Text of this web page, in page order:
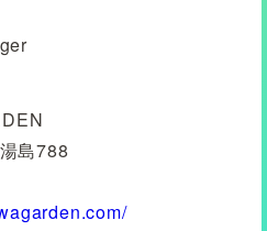
島788